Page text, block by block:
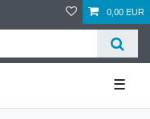
0,00 EUR
☰